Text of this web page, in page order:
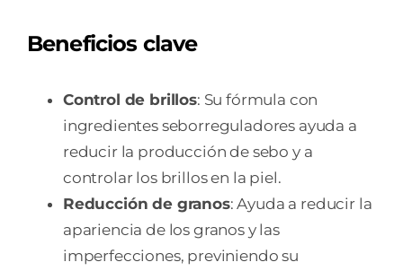
Beneficios clave
Control de brillos: Su fórmula con
ingredientes seborreguladores ayuda a
reducir la producción de sebo y a
controlar los brillos en la piel.
Reducción de granos: Ayuda a reducir la
apariencia de los granos y las
imperfecciones, previniendo su